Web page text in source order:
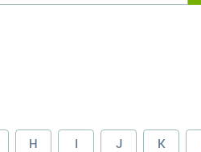
H I J K